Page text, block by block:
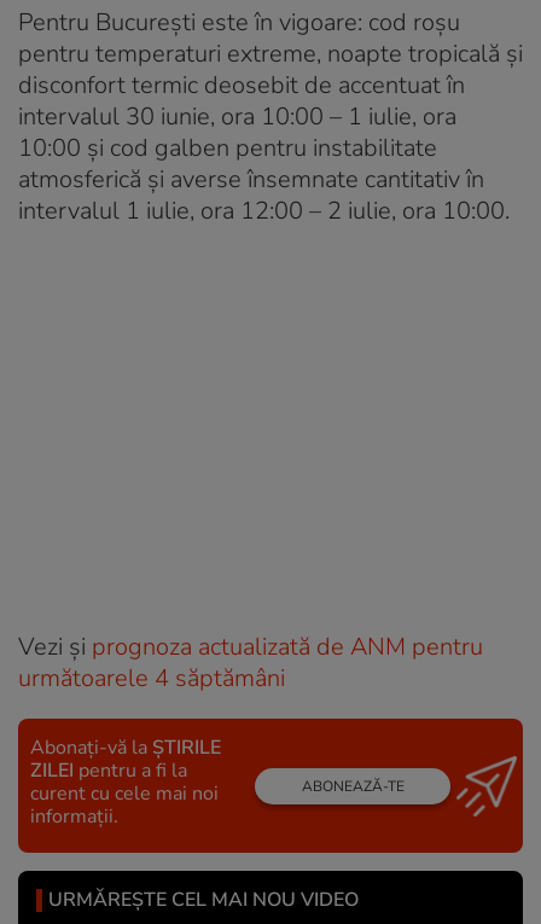
Pentru București este în vigoare: cod roșu
pentru temperaturi extreme, noapte tropicală și
disconfort termic deosebit de accentuat în
intervalul 30 iunie, ora 10:00 – 1 iulie, ora
10:00 și cod galben pentru instabilitate
atmosferică și averse însemnate cantitativ în
intervalul 1 iulie, ora 12:00 – 2 iulie, ora 10:00.
Vezi și prognoza actualizată de ANM pentru
următoarele 4 săptămâni
Abonați-vă la ȘTIRILE
ZILEI pentru a fi la
curent cu cele mai noi
informații.
ABONEAZĂ-TE
URMĂREȘTE CEL MAI NOU VIDEO